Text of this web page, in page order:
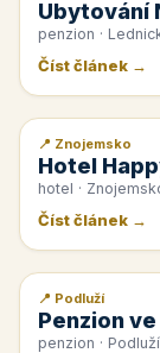
Ubytování
penzion ·
Číst článek →
📰 PR článek
📍 Znojemsko
Hotel
hotel ·
Číst článek →
📰 PR článek
📍 Podluží
Penzion
penzion · Podluží